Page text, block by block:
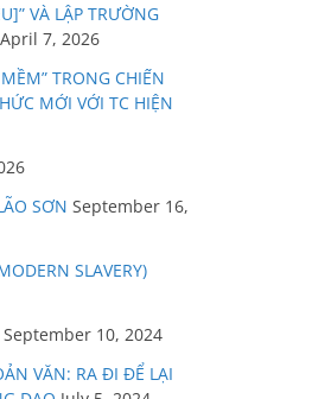
VÀ LẬP TRƯỜNG
April 7, 2026
TRONG CHIẾN
MỚI VỚI TC HIỆN
SƠN September 16,
SLAVERY)
September 10, 2024
VĂN: RA ĐI ĐỂ LẠI